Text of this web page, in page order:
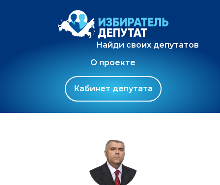
Найди своих депутатов
О проекте
Кабинет депутата